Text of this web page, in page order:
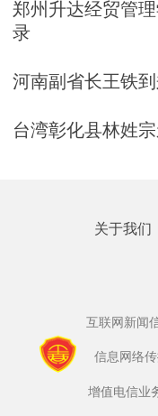
郑州升达经贸管
录
河南副省长王铁
台湾彰化县林姓
关于我们
互联网新闻
信息网络
增值电信业